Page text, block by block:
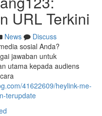
URL Terkini
News
Discuss
sosial Anda?
jawaban untuk
utama kepada audiens
41622609/heylink-me-
terupdate